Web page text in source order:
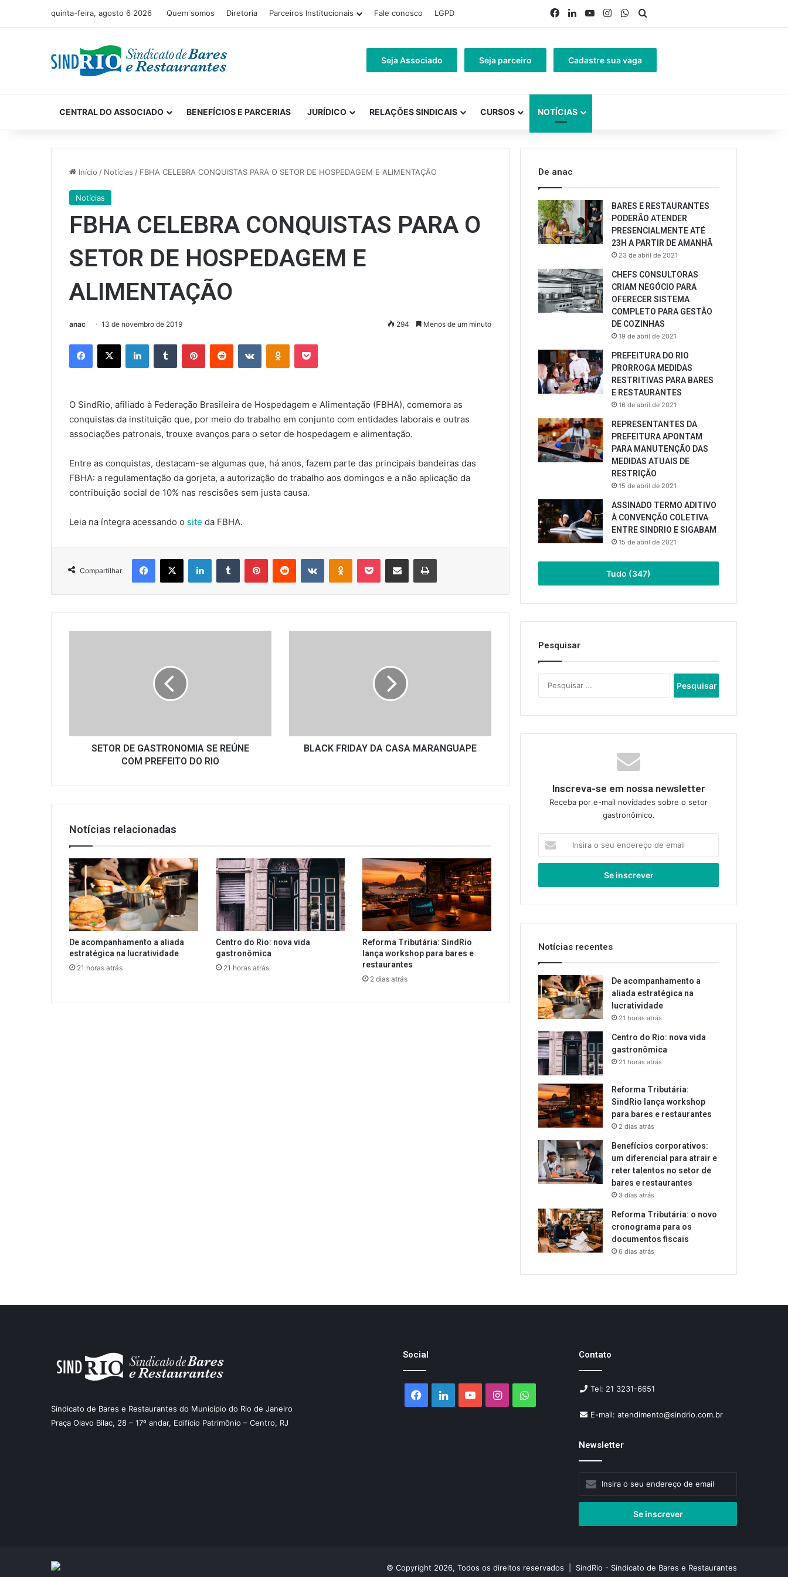
quinta-feira, agosto 6 2026 Quem somos Diretoria Parceiros Institucionais Fale conosco LGPD Facebook
LinkedinYouTubeInstagramWhatsApp
Seja Associado Seja parceiro Cadastre sua vaga
CENTRAL DO ASSOCIADO BENEFÍCIOS E PARCERIAS JURÍDICO RELAÇÕES SINDICAIS CURSOS NOTÍCIAS
Início / Notícias / FBHA CELEBRA CONQUISTAS PARA O SETOR DE HOSPEDAGEM E ALIMENTAÇÃO
Notícias
FBHA CELEBRA CONQUISTAS PARA O
SETOR DE HOSPEDAGEM E
ALIMENTAÇÃO
anac 13 de novembro de 2019 294 Menos de um minuto
Facebook
X LinkedinTumblr PinterestReddit VK OK Pocket
O SindRio, afiliado à Federação Brasileira de Hospedagem e Alimentação (FBHA), comemora as
conquistas da instituição que, por meio do trabalho em conjunto com entidades laborais e outras
associações patronais, trouxe avanços para o setor de hospedagem e alimentação.
Entre as conquistas, destacam-se algumas que, há anos, fazem parte das principais bandeiras das
FBHA: a regulamentação da gorjeta, a autorização do trabalho aos domingos e a não aplicação da
contribuição social de 10% nas rescisões sem justa causa.
Leia na íntegra acessando o site da FBHA.
Compartilhar
Facebook
X LinkedinTumblr PinterestReddit VK OK Pocket Compartilhar via e-mail Imprimir
RIO
SETOR DE GASTRONOMIA SE REÚNE
COM PREFEITO DO RIO
BLACK FRIDAY DA CASA MARANGUAPE
Notícias relacionadas
De acompanhamento a aliada
estratégica na lucratividade
21 horas atrás
Centro do Rio: nova vida
gastronômica
21 horas atrás
Reforma Tributária: SindRio
lança workshop para bares e
restaurantes
2 dias atrás
De anac
BARES E RESTAURANTES
PODERÃO ATENDER
PRESENCIALMENTE ATÉ
23H A PARTIR DE AMANHÃ
23 de abril de 2021
CHEFS CONSULTORAS
CRIAM NEGÓCIO PARA
OFERECER SISTEMA
COMPLETO PARA GESTÃO
DE COZINHAS
19 de abril de 2021
PREFEITURA DO RIO
PRORROGA MEDIDAS
RESTRITIVAS PARA BARES
E RESTAURANTES
16 de abril de 2021
REPRESENTANTES DA
PREFEITURA APONTAM
PARA MANUTENÇÃO DAS
MEDIDAS ATUAIS DE
RESTRIÇÃO
15 de abril de 2021
ASSINADO TERMO ADITIVO
À CONVENÇÃO COLETIVA
ENTRE SINDRIO E SIGABAM
15 de abril de 2021
Tudo (347)
Pesquisar
por:
Inscreva-se em nossa newsletter
Receba por e-mail novidades sobre o setor
gastronômico.
seu
de
Notícias recentes
De acompanhamento a
aliada estratégica na
lucratividade
21 horas atrás
Centro do Rio: nova vida
gastronômica
21 horas atrás
Reforma Tributária:
SindRio lança workshop
para bares e restaurantes
2 dias atrás
Benefícios corporativos:
um diferencial para atrair e
reter talentos no setor de
bares e restaurantes
3 dias atrás
Reforma Tributária: o novo
cronograma para os
documentos fiscais
6 dias atrás
Sindicato de Bares e Restaurantes do Município do Rio de Janeiro
Praça Olavo Bilac, 28 – 17º andar, Edifício Patrimônio – Centro, RJ
Social
Facebook
LinkedinYouTubeInstagramWhatsApp
Contato
Tel: 21 3231-6651
E-mail: atendimento@sindrio.com.br
Newsletter
seu
de
© Copyright 2026, Todos os direitos reservados | SindRio - Sindicato de Bares e Restaurantes